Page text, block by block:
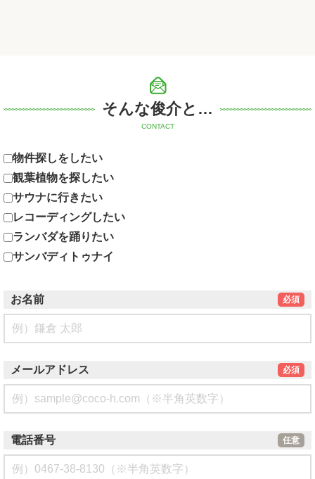
そんな俊介と…
CONTACT
物件探しをしたい
観葉植物を探したい
サウナに行きたい
レコーディングしたい
ランバダを踊りたい
サンバディトゥナイ
お名前 必須
メールアドレス 必須
電話番号 任意